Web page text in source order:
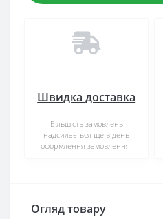
Швидка доставка
Більшість замовлень
надсилається ще в день
оформлення замовлення.
Огляд товару